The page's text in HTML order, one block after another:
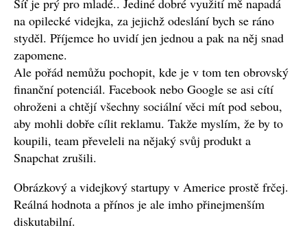
Síť je prý pro mladé.. Jediné dobré využití mě napadá
na opilecké videjka, za jejichž odeslání bych se ráno
styděl. Příjemce ho uvidí jen jednou a pak na něj snad
zapomene.
Ale pořád nemůžu pochopit, kde je v tom ten obrovský
finanční potenciál. Facebook nebo Google se asi cítí
ohroženi a chtějí všechny sociální věci mít pod sebou,
aby mohli dobře cílit reklamu. Takže myslím, že by to
koupili, team převeleli na nějaký svůj produkt a
Snapchat zrušili.
Obrázkový a videjkový startupy v Americe prostě frčej.
Reálná hodnota a přínos je ale imho přinejmenším
diskutabilní.